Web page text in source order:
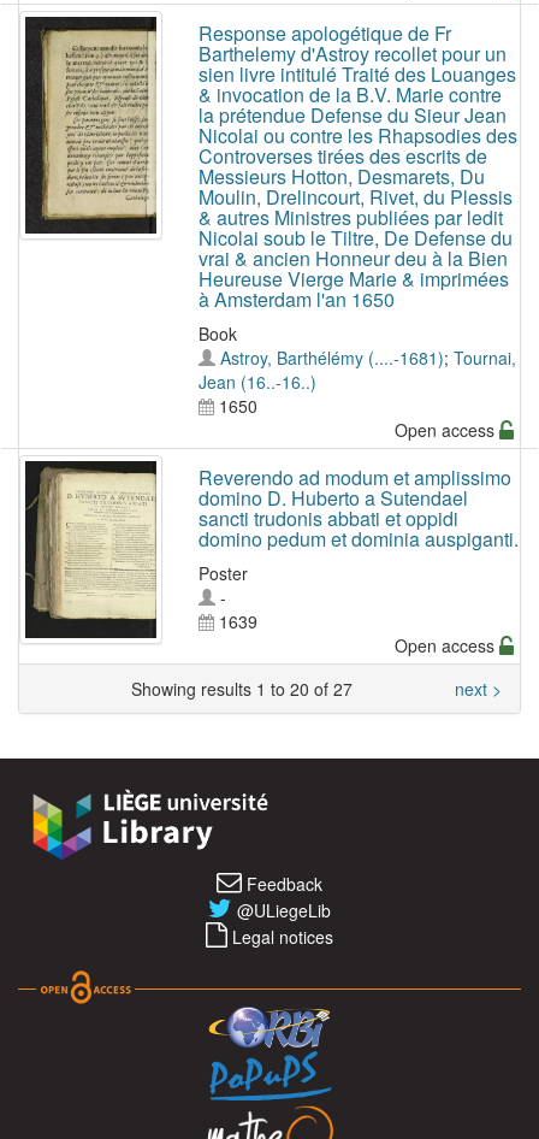
Response apologétique de Fr
Barthelemy d'Astroy recollet pour un
sien livre intitulé Traité des Louanges
& invocation de la B.V. Marie contre
la prétendue Defense du Sieur Jean
Nicolai ou contre les Rhapsodies des
Controverses tirées des escrits de
Messieurs Hotton, Desmarets, Du
Moulin, Drelincourt, Rivet, du Plessis
& autres Ministres publiées par ledit
Nicolai soub le Tiltre, De Defense du
vrai & ancien Honneur deu à la Bien
Heureuse Vierge Marie & imprimées
à Amsterdam l'an 1650
Book
Astroy, Barthélémy (....-1681); Tournai,
Jean (16..-16..)
1650
Open access
Reverendo ad modum et amplissimo
domino D. Huberto a Sutendael
sancti trudonis abbati et oppidi
domino pedum et dominia auspiganti.
Poster
-
1639
Open access
Showing results 1 to 20 of 27
next >
Feedback
@ULiegeLib
Legal notices